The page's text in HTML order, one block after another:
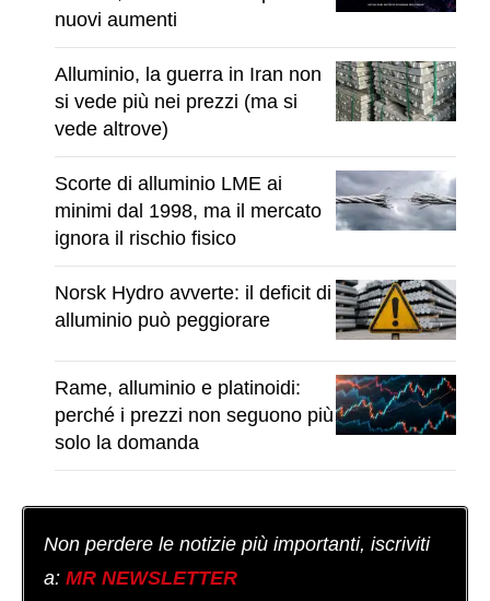
nuovi aumenti
Alluminio, la guerra in Iran non
si vede più nei prezzi (ma si
vede altrove)
Scorte di alluminio LME ai
minimi dal 1998, ma il mercato
ignora il rischio fisico
Norsk Hydro avverte: il deficit di
alluminio può peggiorare
Rame, alluminio e platinoidi:
perché i prezzi non seguono più
solo la domanda
Non perdere le notizie più importanti, iscriviti
a: MR NEWSLETTER